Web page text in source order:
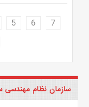
5 6
7
سازمان نظام مهندسی